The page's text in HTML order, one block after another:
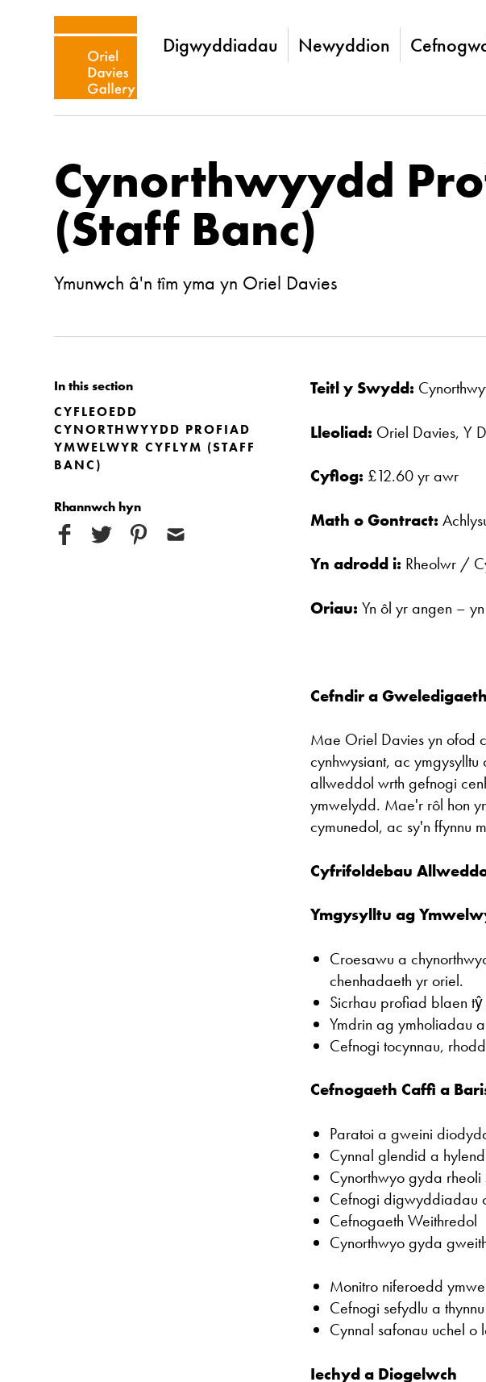
Digwyddiadau Newyddion
Cynorthwyydd
(Staff Banc)
Ymunwch â'n tîm yma yn Oriel Davies
Teitl y Swydd:
Lleoliad: Oriel Davies, Y
Cyflog: £12.60 yr awr
Math o Gontract:
Yn adrodd i: Rheolwr /
Oriau: Yn ôl yr angen –
Cefndir a Gweledigaeth
Mae Oriel Davies yn ofod
cynhwysiant, ac
allweddol wrth gefnogi
ymwelydd. Mae'r rôl hon
cymunedol, ac sy'n ffynnu
Cyfrifoldebau
Ymgysylltu ag
Croesawu a
chenhadaeth yr oriel.
Sicrhau profiad blaen
Ymdrin ag ymholiadau
Cefnogi tocynnau,
Cefnogaeth Caffi a
Paratoi a gweini
Cynnal glendid a
Cynorthwyo gyda
Cefnogi digwyddiadau
Cefnogaeth Weithredol
Cynorthwyo gyda
Monitro niferoedd
Cefnogi sefydlu a
Cynnal safonau uchel
Iechyd a Diogelwch
In this section
CYFLEOEDD
CYNORTHWYYDD PROFIAD
YMWELWYR CYFLYM (STAFF
BANC)
Rhannwch hyn